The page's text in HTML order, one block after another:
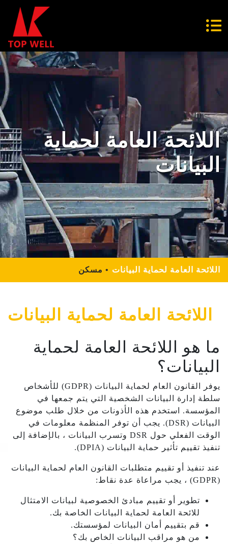
اللائحة العامة لحماية
البيانات
مسكن اللائحة العامة لحماية البيانات
اللائحة العامة لحماية البيانات
ما هو اللائحة العامة لحماية
البيانات؟
يوفر القانون العام لحماية البيانات (GDPR) للأشخاص
سلطة إدارة البيانات الشخصية التي يتم جمعها في
المؤسسة. استخدم هذه الأذونات من خلال طلب موضوع
البيانات (DSR). يجب أن توفر المنظمة معلومات في
الوقت الفعلي حول DSR وتسرب البيانات ، بالإضافة إلى
تنفيذ تقييم تأثير حماية البيانات (DPIA).
عند تنفيذ أو تقييم متطلبات القانون العام لحماية البيانات
(GDPR) ، يجب مراعاة عدة نقاط:
تطوير أو تقييم مبادئ الخصوصية لبيانات الامتثال
للائحة العامة لحماية البيانات الخاصة بك.
قم بتقييم أمان البيانات لمؤسستك.
من هو مراقب البيانات الخاص بك؟